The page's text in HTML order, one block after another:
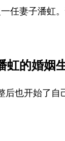
任妻子潘虹
虹的婚姻
后也开始了